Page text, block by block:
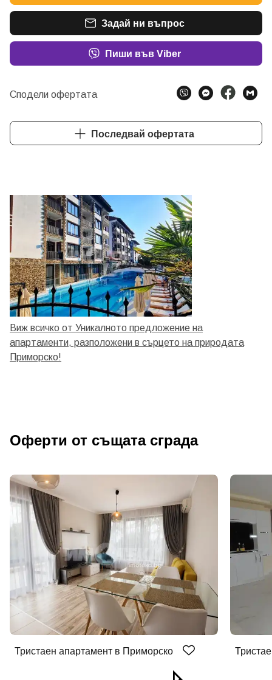
Добре дошъл!
Задай ни въпрос
Пиши във Viber
Сподели офертата
Последвай офертата
Виж всичко от Уникалното предложение на
апартаменти, разположени в сърцето на природата
Приморско!
Оферти от същата сграда
Тристаен апартамент в Приморско